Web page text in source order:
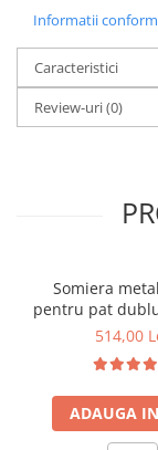
Seturi comode
Informatii
Caracteristici
Review-uri(0)
Somiera
pentru pat
6 picioare, 32
saltea ferm,
514,00
ADAUGA